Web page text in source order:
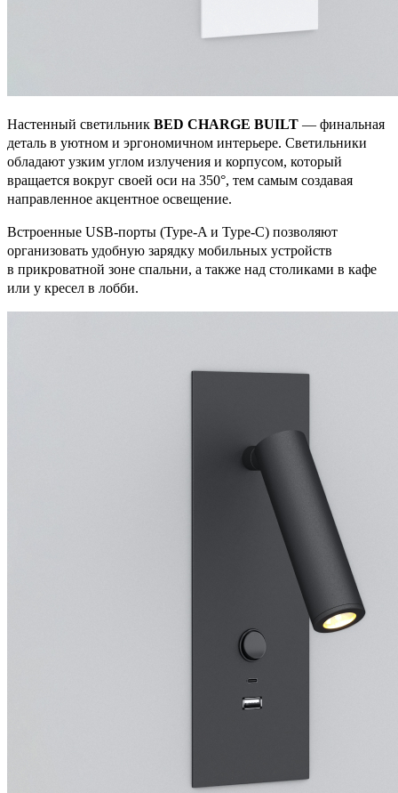
Настенный светильник BED CHARGE BUILT — финальная
деталь в уютном и эргономичном интерьере. Светильники
обладают узким углом излучения и корпусом, который
вращается вокруг своей оси на 350°, тем самым создавая
направленное акцентное освещение.
Встроенные USB-порты (Type-A и Type-C) позволяют
организовать удобную зарядку мобильных устройств
в прикроватной зоне спальни, а также над столиками в кафе
или у кресел в лобби.